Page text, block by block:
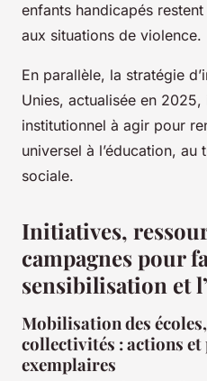
enfants handicapés
aux situations de violence.
En parallèle, la stratégie
Unies, actualisée en
institutionnel à agir pour
universel à l’éducation,
sociale.
Initiatives,
campagnes pour
sensibilisation et
Mobilisation des
collectivités : actions
exemplaires